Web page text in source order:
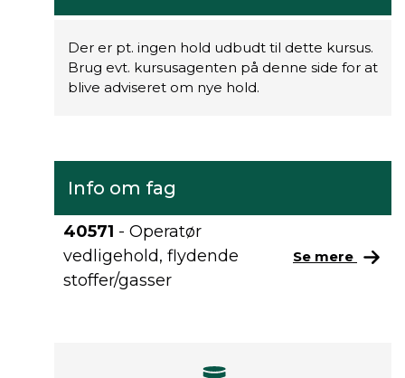
Der er pt. ingen hold udbudt til dette kursus.
Brug evt. kursusagenten på denne side for at
blive adviseret om nye hold.
Info om fag
40571 - Operatør
vedligehold, flydende
stoffer/gasser
Se mere